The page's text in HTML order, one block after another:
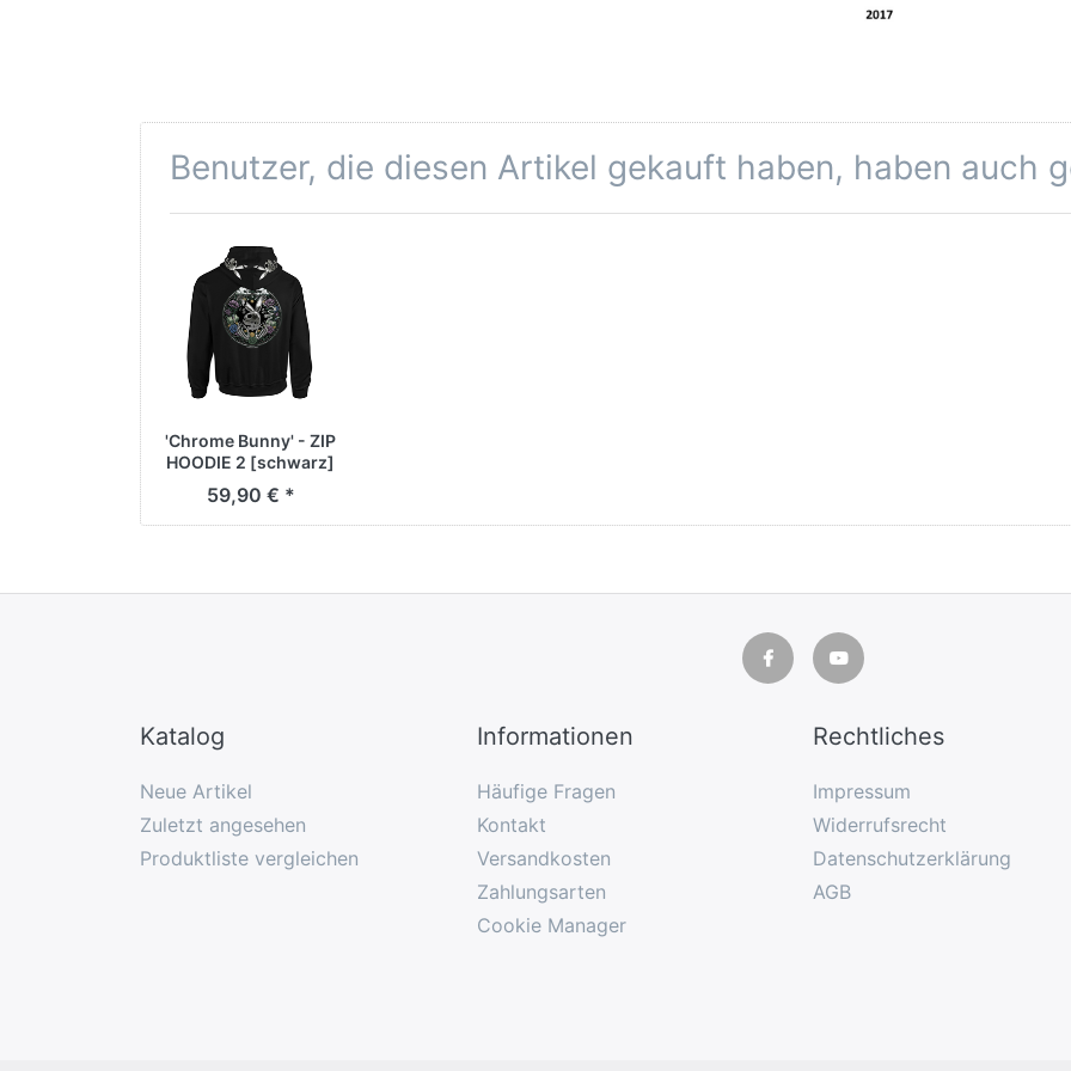
Benutzer, die diesen Artikel gekauft haben, haben auch
'Chrome Bunny' - ZIP
HOODIE 2 [schwarz]
59,90 € *
Katalog
Neue Artikel
Zuletzt angesehen
Produktliste vergleichen
Informationen
Häufige Fragen
Kontakt
Versandkosten
Zahlungsarten
Cookie Manager
Rechtliches
Impressum
Widerrufsrecht
Datenschutzerklärung
AGB